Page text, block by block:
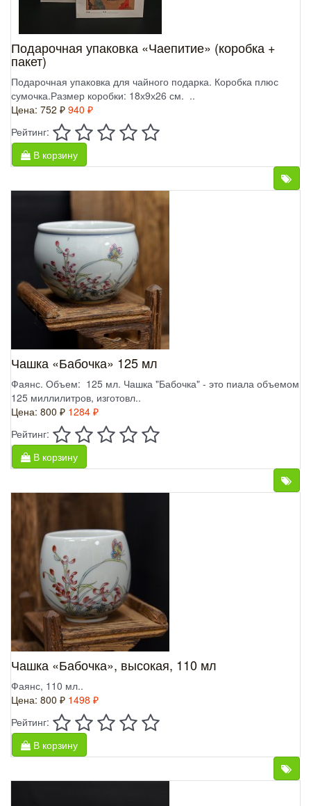
Подарочная упаковка «Чаепитие» (коробка +
пакет)
Подарочная упаковка для чайного подарка. Коробка плюс
сумочка.Размер коробки: 18х9х26 см. ..
Цена: 752 ₽ 940 ₽
Рейтинг:
В корзину
Чашка «Бабочка» 125 мл
Фаянс. Объем: 125 мл. Чашка "Бабочка" - это пиала объемом
125 миллилитров, изготовл..
Цена: 800 ₽ 1284 ₽
Рейтинг:
В корзину
Чашка «Бабочка», высокая, 110 мл
Фаянс, 110 мл..
Цена: 800 ₽ 1498 ₽
Рейтинг:
В корзину